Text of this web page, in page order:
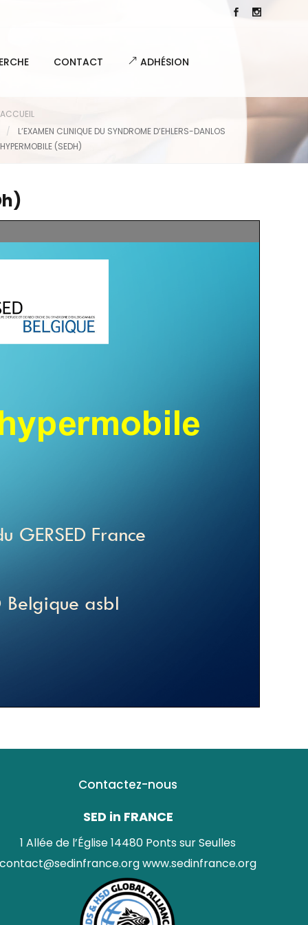
CONTACT ADHÉSION
ACCUEIL
L’EXAMEN CLINIQUE DU SYNDROME D’EHLERS-DANLOS
HYPERMOBILE (SEDH)
Contactez-nous
SED in FRANCE
1 Allée de l’Église 14480 Ponts sur Seulles
contact@sedinfrance.orgwww.sedinfrance.org